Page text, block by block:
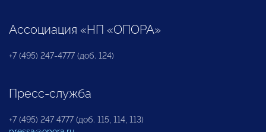
Ассоциация «НП «ОПОРА»
+7 (495) 247-4777 (доб. 124)
Пресс-служба
+7 (495) 247 4777 (доб. 115, 114, 113)